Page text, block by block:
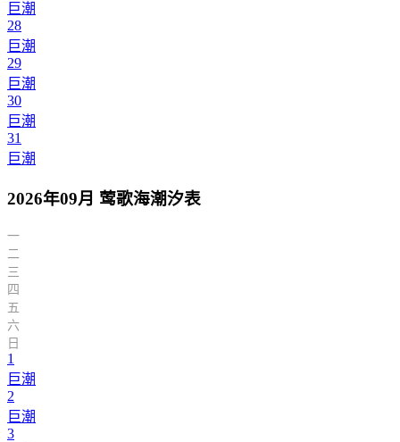
巨潮
28
巨潮
29
巨潮
30
巨潮
31
巨潮
2026年09月 莺歌海潮汐表
一
二
三
四
五
六
日
1
巨潮
2
巨潮
3